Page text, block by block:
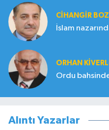
CIHANGIR BOZ
İslam
ORHAN
Ordu
Alıntı Yazarlar